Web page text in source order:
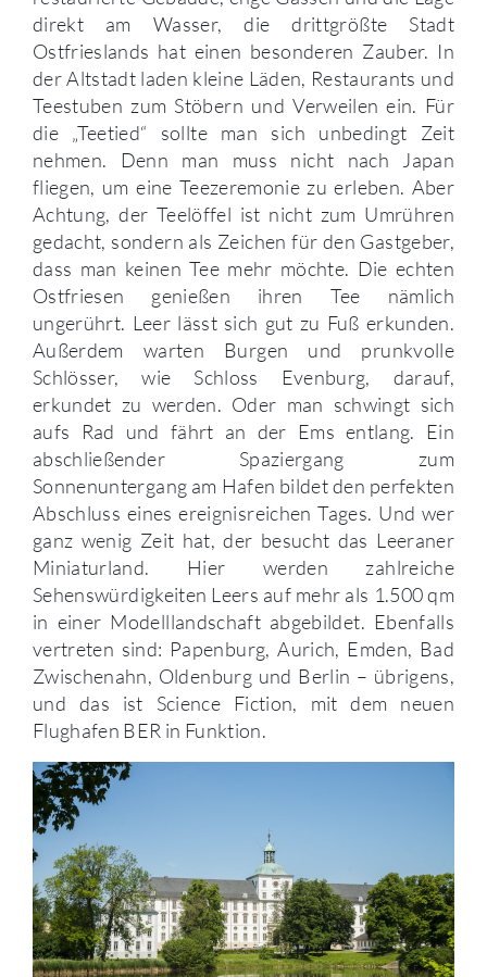
direkt am Wasser, die drittgrößte Stadt
Ostfrieslands hat einen besonderen Zauber. In
der Altstadt laden kleine Läden, Restaurants und
Teestuben zum Stöbern und Verweilen ein. Für
die „Teetied“ sollte man sich unbedingt Zeit
nehmen. Denn man muss nicht nach Japan
fliegen, um eine Teezeremonie zu erleben. Aber
Achtung, der Teelöffel ist nicht zum Umrühren
gedacht, sondern als Zeichen für den Gastgeber,
dass man keinen Tee mehr möchte. Die echten
Ostfriesen genießen ihren Tee nämlich
ungerührt. Leer lässt sich gut zu Fuß erkunden.
Außerdem warten Burgen und prunkvolle
Schlösser, wie Schloss Evenburg, darauf,
erkundet zu werden. Oder man schwingt sich
aufs Rad und fährt an der Ems entlang. Ein
abschließender Spaziergang zum
Sonnenuntergang am Hafen bildet den perfekten
Abschluss eines ereignisreichen Tages. Und wer
ganz wenig Zeit hat, der besucht das Leeraner
Miniaturland. Hier werden zahlreiche
Sehenswürdigkeiten Leers auf mehr als 1.500 qm
in einer Modelllandschaft abgebildet. Ebenfalls
vertreten sind: Papenburg, Aurich, Emden, Bad
Zwischenahn, Oldenburg und Berlin – übrigens,
und das ist Science Fiction, mit dem neuen
Flughafen BER in Funktion.